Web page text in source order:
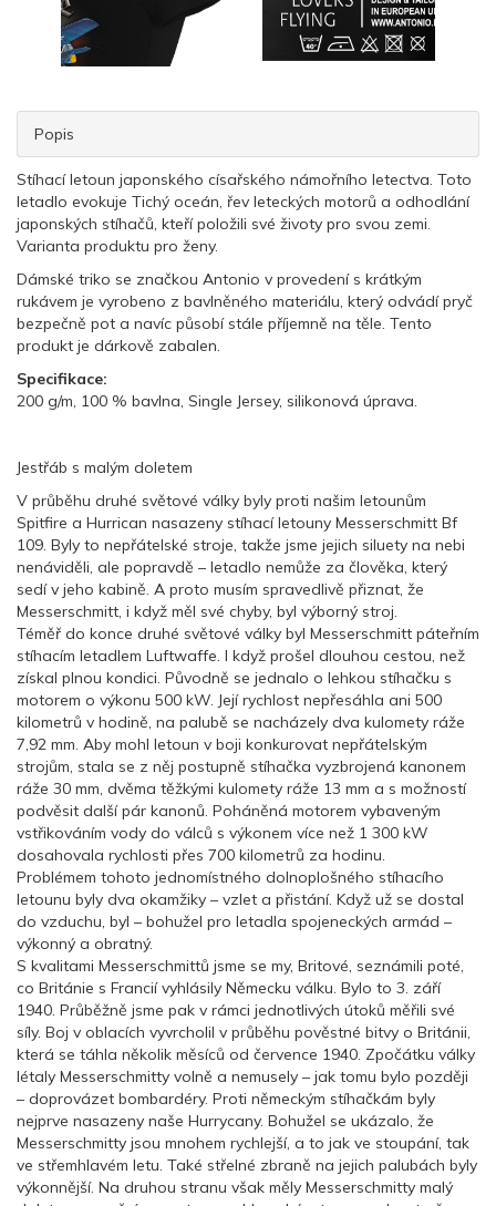
Popis
Stíhací letoun japonského císařského námořního letectva. Toto
letadlo evokuje Tichý oceán, řev leteckých motorů a odhodlání
japonských stíhačů, kteří položili své životy pro svou zemi.
Varianta produktu pro ženy.
Dámské triko se značkou Antonio v provedení s krátkým
rukávem je vyrobeno z bavlněného materiálu, který odvádí pryč
bezpečně pot a navíc působí stále příjemně na těle. Tento
produkt je dárkově zabalen.
Specifikace:
200 g/m, 100 % bavlna, Single Jersey, silikonová úprava.
Jestřáb s malým doletem
V průběhu druhé světové války byly proti našim letounům
Spitfire a Hurrican nasazeny stíhací letouny Messerschmitt Bf
109. Byly to nepřátelské stroje, takže jsme jejich siluety na nebi
nenáviděli, ale popravdě – letadlo nemůže za člověka, který
sedí v jeho kabině. A proto musím spravedlivě přiznat, že
Messerschmitt, i když měl své chyby, byl výborný stroj.
Téměř do konce druhé světové války byl Messerschmitt páteřním
stíhacím letadlem Luftwaffe. I když prošel dlouhou cestou, než
získal plnou kondici. Původně se jednalo o lehkou stíhačku s
motorem o výkonu 500 kW. Její rychlost nepřesáhla ani 500
kilometrů v hodině, na palubě se nacházely dva kulomety ráže
7,92 mm. Aby mohl letoun v boji konkurovat nepřátelským
strojům, stala se z něj postupně stíhačka vyzbrojená kanonem
ráže 30 mm, dvěma těžkými kulomety ráže 13 mm a s možností
podvěsit další pár kanonů. Poháněná motorem vybaveným
vstřikováním vody do válců s výkonem více než 1 300 kW
dosahovala rychlosti přes 700 kilometrů za hodinu.
Problémem tohoto jednomístného dolnoplošného stíhacího
letounu byly dva okamžiky – vzlet a přistání. Když už se dostal
do vzduchu, byl – bohužel pro letadla spojeneckých armád –
výkonný a obratný.
S kvalitami Messerschmittů jsme se my, Britové, seznámili poté,
co Británie s Francií vyhlásily Německu válku. Bylo to 3. září
1940. Průběžně jsme pak v rámci jednotlivých útoků měřili své
síly. Boj v oblacích vyvrcholil v průběhu pověstné bitvy o Británii,
která se táhla několik měsíců od července 1940. Zpočátku války
létaly Messerschmitty volně a nemusely – jak tomu bylo později
– doprovázet bombardéry. Proti německým stíhačkám byly
nejprve nasazeny naše Hurrycany. Bohužel se ukázalo, že
Messerschmitty jsou mnohem rychlejší, a to jak ve stoupání, tak
ve střemhlavém letu. Také střelné zbraně na jejich palubách byly
výkonnější. Na druhou stranu však měly Messerschmitty malý